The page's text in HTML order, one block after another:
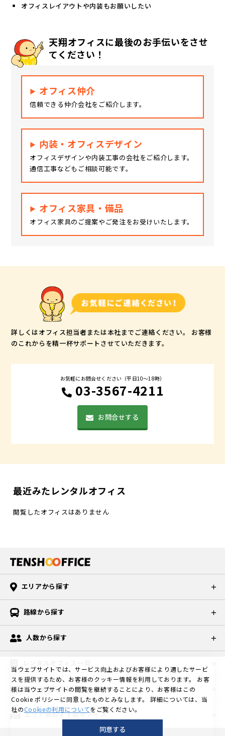
オフィスレイアウトや内装もお願いしたい
天翔オフィスに最後のお手伝いをさせ
てください！
オフィス仲介
信頼できる仲介会社をご紹介します。
内装・オフィスデザイン
オフィスデザインや内装工事の会社をご紹介します。
通信工事などもご相談可能です。
オフィス家具・備品
オフィス家具のご提案やご発注をお受けいたします。
詳しくはオフィス担当者または本社までご連絡ください。
お客様
のこれからを精一杯サポートさせていただきます。
お気軽にお問合せください（平日10〜18時）
03-3567-4211
お問合せする
最近みたレンタルオフィス
閲覧したオフィスはありません
エリアから探す
路線から探す
人数から探す
コラムカテゴリ一覧
エリア別おすすめオフィス
当ウェブサイトでは、サービス向上およびお客様により適したサービ
スを提供するため、お客様のクッキー情報を利用しております。
お客
様は当ウェブサイトの閲覧を継続することにより、お客様はこの
Cookie ポリシーに同意したものとみなします。
詳細については、当
社のCookieの利用についてをご覧ください。
同意する